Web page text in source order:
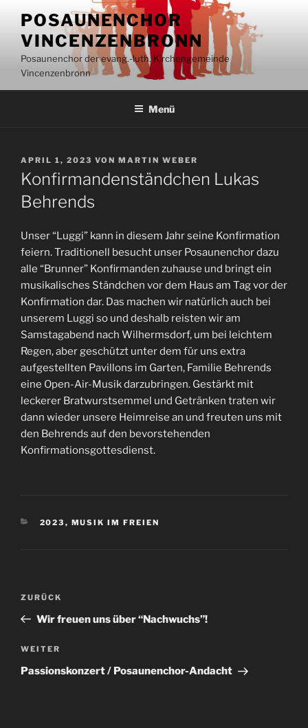
springen
Inhalt
springen
POSAUNENCHOR
VINCENZENBRONN
Posaunenchor der evang.-luth. Kirchengemeinde
Vincenzenbronn
Menü
VERÖFFENTLICHT
AM
APRIL 1, 2023 VON MARTIN WEBER
Konfirmandenständchen Lukas
Behrends
Unser “Luggi” kann in diesem Jahr seine Konfirmation
feiern. Traditionell besucht unser Posaunenchor dazu
alle “Brunner” Konfirmanden zuhause und bringt ein
musikalisches Ständchen vor dem Haus am Tag vor der
Konfirmation dar. Das machen wir natürlich auch bei
unserem Luggi so und deshalb reisten wir am
Samstagabend nach Wilhermsdorf, um bei leichtem
Regen, aber geschützt unter dem für uns extra
aufgestellten Pavillons im Garten, Familie Behrends
eine Open-Air-Musik darzubringen. Gestärkt mit
leckerer Bratwurstsemmel und Getränken traten wir
dann wieder unsere Heimreise an und freuten uns mit
den Behrends auf den bevorstehenden
Konfirmationsgottesdienst.
KATEGORIEN
2023 , MUSIK IM FREIEN
Beitragsnavigation
Vorheriger
Beitrag
ZURÜCK
Wir freuen uns über “Nachwuchs”!
Nächster
Beitrag
WEITER
Passionskonzert / Posaunenchor-Andacht